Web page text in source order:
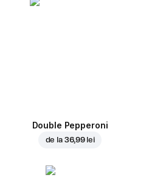
Double Pepperoni
de la 36,99 lei